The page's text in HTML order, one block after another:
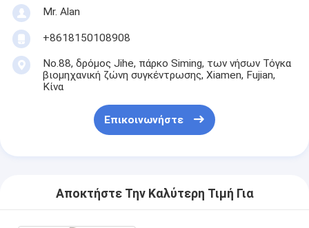
Mr. Alan
+8618150108908
No.88, δρόμος Jihe, πάρκο Siming, των νήσων Τόγκα
βιομηχανική ζώνη συγκέντρωσης, Xiamen, Fujian,
Κίνα
Επικοινωνήστε
Αποκτήστε Την Καλύτερη Τιμή Για